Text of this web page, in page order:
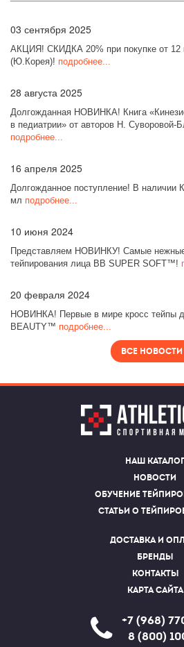
03 сентября 2025
АКЦИЯ! СКИДКА 20% при покупке от 12
(Ю.Корея)! подробнее...
28 августа 2025
Долгожданная НОВИНКА! Книга
в педиатрии» от авторов Н. Суворовой-
подробнее...
16 апреля 2025
Долгожданное поступление! В наличии
мл подробнее...
10 июня 2024
Представляем НОВИНКУ! Самые нежные
тейпирования лица BB SUPER SOFT™!
20 февраля 2024
НОВИНКА! Первые в мире кросс тейпы
BEAUTY™ подробнее...
Все новости
Наш каталог
Новости
Обучение
Статьи о
Доставка и
Бренды
Контакты
Карта сайта
+7 (968)
8 (800)